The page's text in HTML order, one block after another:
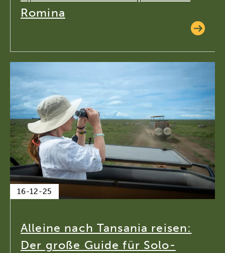
Romina
16-12-25
Alleine nach Tansania reisen:
Der große Guide für Solo-